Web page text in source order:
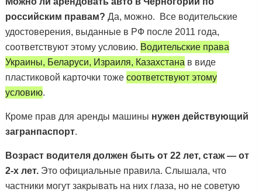
российским правам? Да, можно. Все водительские
удостоверения, выданные в РФ после 2011 года,
соответствуют этому условию. Водительские права
Украины, Беларуси, Израиля, Казахстана в виде
пластиковой карточки тоже соответствуют этому
условию.
Кроме прав для аренды машины нужен действующий
загранпаспорт.
Возраст водителя должен быть от 22 лет, стаж — от
2-х лет. Это официальные правила. Слышала, что
частники могут закрывать на них глаза, но не советую